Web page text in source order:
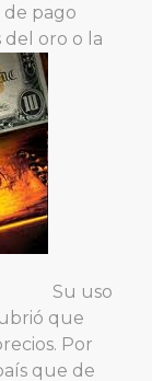
de pago
del oro o la
Su uso
que
Por
que de